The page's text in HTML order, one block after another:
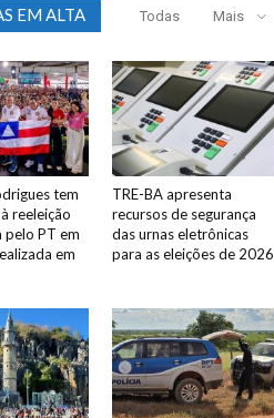
EM ALTA Todas Mais
tem
reeleição
pelo PT em
em
TRE-BA apresenta
recursos de segurança
das urnas eletrônicas
para as eleições de 2026